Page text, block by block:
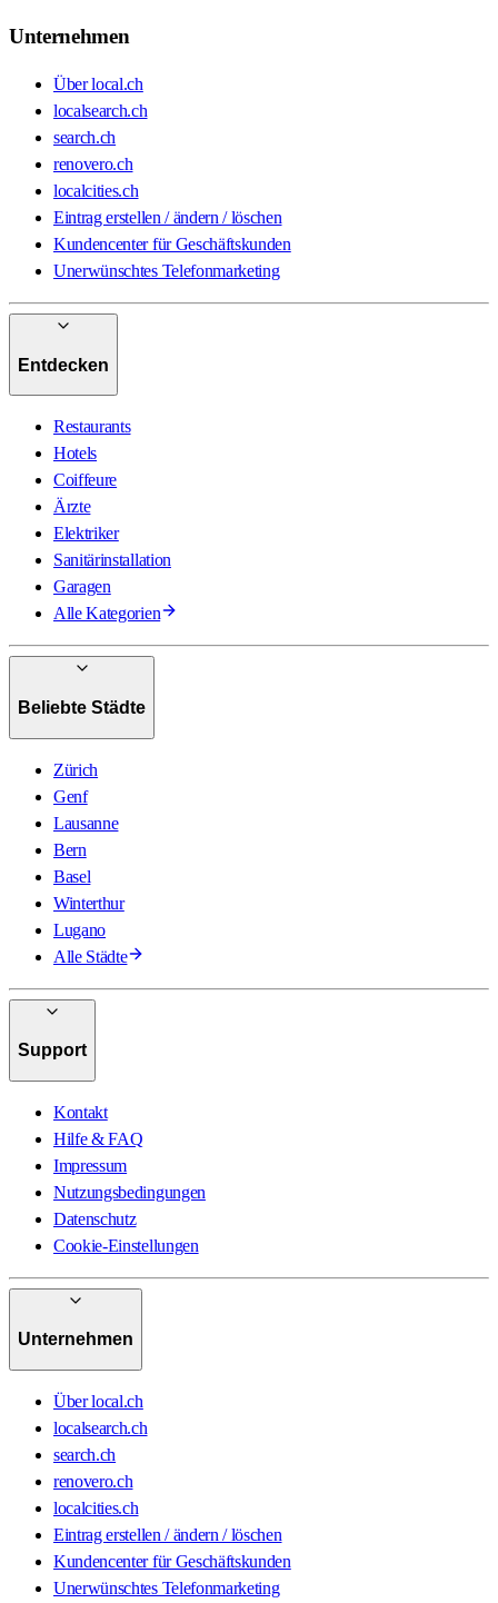
Unternehmen
Über local.ch
localsearch.ch
search.ch
renovero.ch
localcities.ch
Eintrag erstellen / ändern / löschen
Kundencenter für Geschäftskunden
Unerwünschtes Telefonmarketing
Entdecken
Restaurants
Hotels
Coiffeure
Ärzte
Elektriker
Sanitärinstallation
Garagen
Alle Kategorien
Beliebte Städte
Zürich
Genf
Lausanne
Bern
Basel
Winterthur
Lugano
Alle Städte
Support
Kontakt
Hilfe & FAQ
Impressum
Nutzungsbedingungen
Datenschutz
Cookie-Einstellungen
Unternehmen
Über local.ch
localsearch.ch
search.ch
renovero.ch
localcities.ch
Eintrag erstellen / ändern / löschen
Kundencenter für Geschäftskunden
Unerwünschtes Telefonmarketing